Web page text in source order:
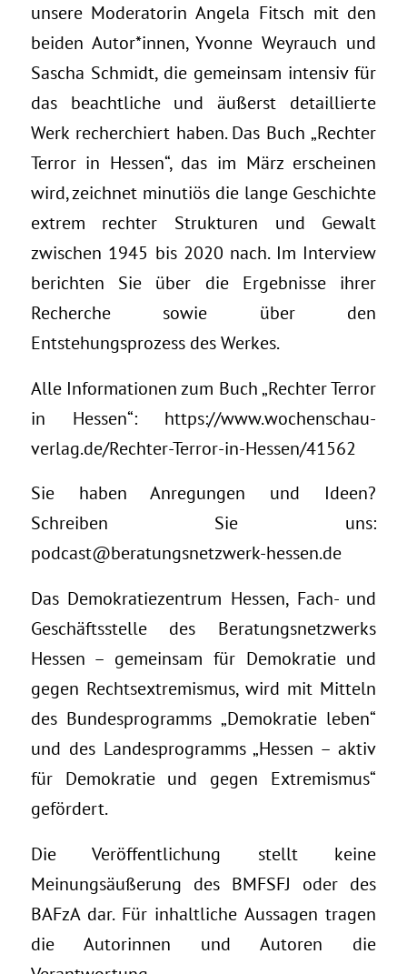
unsere Moderatorin Angela Fitsch mit den
beiden Autor*innen, Yvonne Weyrauch und
Sascha Schmidt, die gemeinsam intensiv für
das beachtliche und äußerst detaillierte
Werk recherchiert haben. Das Buch „Rechter
Terror in Hessen“, das im März erscheinen
wird, zeichnet minutiös die lange Geschichte
extrem rechter Strukturen und Gewalt
zwischen 1945 bis 2020 nach. Im Interview
berichten Sie über die Ergebnisse ihrer
Recherche sowie über den
Entstehungsprozess des Werkes.
Alle Informationen zum Buch „Rechter Terror
in Hessen“: https://www.wochenschau-
verlag.de/Rechter-Terror-in-Hessen/41562
Sie haben Anregungen und Ideen?
Schreiben Sie uns:
podcast@beratungsnetzwerk-hessen.de
Das Demokratiezentrum Hessen, Fach- und
Geschäftsstelle des Beratungsnetzwerks
Hessen – gemeinsam für Demokratie und
gegen Rechtsextremismus, wird mit Mitteln
des Bundesprogramms „Demokratie leben“
und des Landesprogramms „Hessen – aktiv
für Demokratie und gegen Extremismus“
gefördert.
Die Veröffentlichung stellt keine
Meinungsäußerung des BMFSFJ oder des
BAFzA dar. Für inhaltliche Aussagen tragen
die Autorinnen und Autoren die